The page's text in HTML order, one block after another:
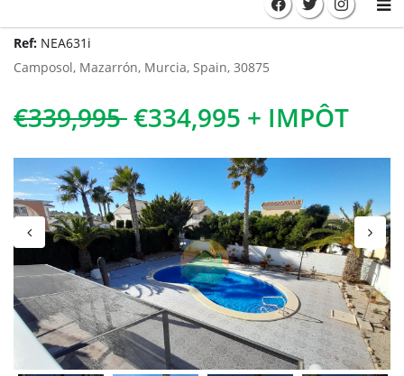
Ref: NEA631i
Camposol, Mazarrón, Murcia, Spain, 30875
€339,995€334,995 + IMPÔT